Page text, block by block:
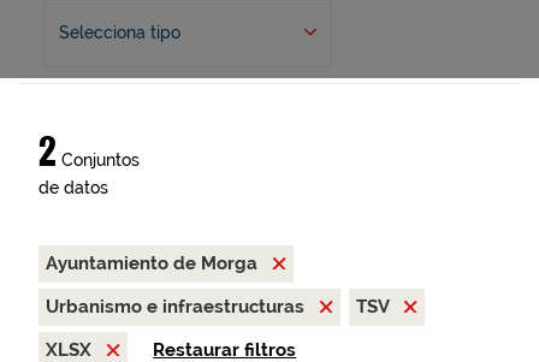
Selecciona tipo
2 Conjuntos
de datos
Ayuntamiento de Morga
Urbanismo e infraestructuras
TSV
XLSX
Restaurar filtros